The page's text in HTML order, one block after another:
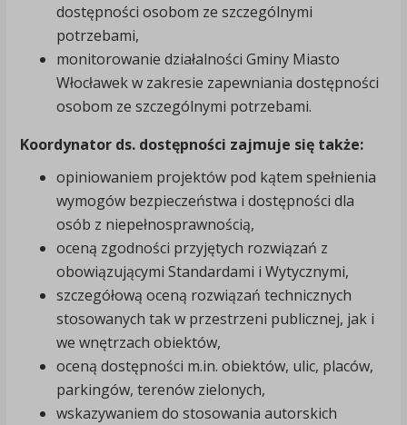
dostępności osobom ze szczególnymi
potrzebami,
monitorowanie działalności Gminy Miasto
Włocławek w zakresie zapewniania dostępności
osobom ze szczególnymi potrzebami.
Koordynator ds. dostępności zajmuje się także:
opiniowaniem projektów pod kątem spełnienia
wymogów bezpieczeństwa i dostępności dla
osób z niepełnosprawnością,
oceną zgodności przyjętych rozwiązań z
obowiązującymi Standardami i Wytycznymi,
szczegółową oceną rozwiązań technicznych
stosowanych tak w przestrzeni publicznej, jak i
we wnętrzach obiektów,
oceną dostępności m.in. obiektów, ulic, placów,
parkingów, terenów zielonych,
wskazywaniem do stosowania autorskich